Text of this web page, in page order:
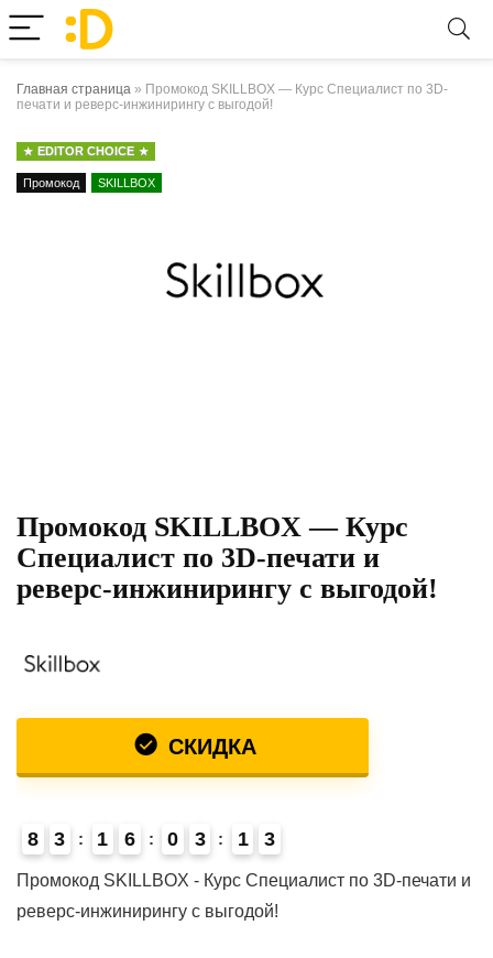
Главная страница » Промокод SKILLBOX — Курс Специалист по 3D-
печати и реверс-инжинирингу с выгодой!
EDITOR CHOICE
Промокод SKILLBOX
Промокод SKILLBOX — Курс
Специалист по 3D-печати и
реверс-инжинирингу с выгодой!
СКИДКА
8 3 1 6 0 3 1 3
Промокод SKILLBOX - Курс Специалист по 3D-печати и
реверс-инжинирингу с выгодой!